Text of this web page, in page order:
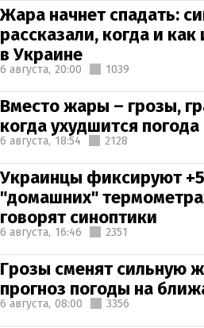
Жара начнет спадать:
рассказали, когда и
в Украине
6 августа, 20:00 1039
Вместо жары – грозы,
когда ухудшится погода
6 августа, 18:54 2128
Украинцы фиксируют
"домашних"
говорят синоптики
6 августа, 16:46 2351
Грозы сменят сильную
прогноз погоды на
6 августа, 08:00 3356